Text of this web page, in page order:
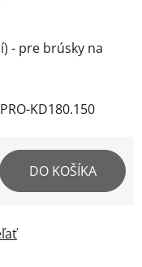
- pre brúsky na
PRO-KD180.150
DO KOŠÍKA